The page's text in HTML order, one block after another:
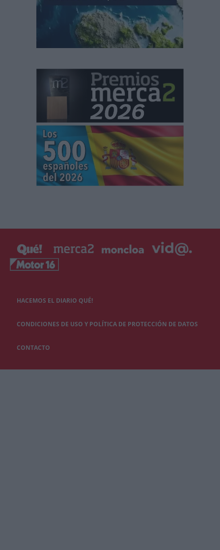
HACEMOS EL DIARIO QUÉ!
CONDICIONES DE USO Y POLÍTICA DE PROTECCIÓN DE DATOS
CONTACTO